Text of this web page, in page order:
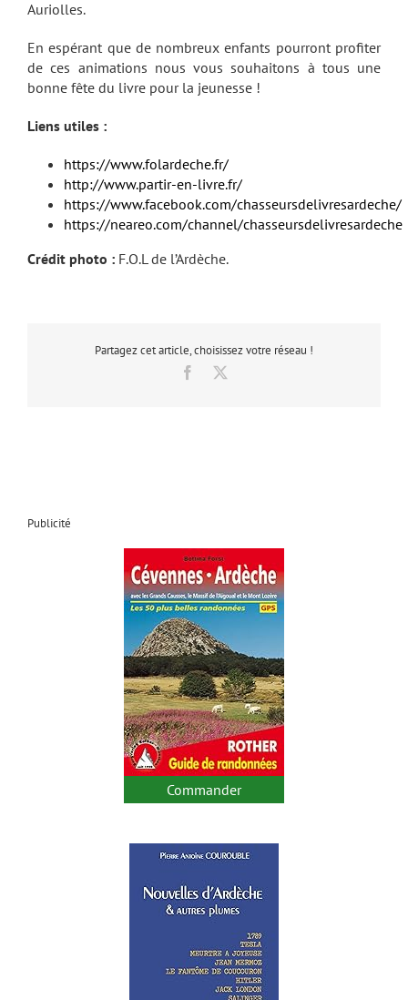
Auriolles.
En espérant que de nombreux enfants pourront profiter
de ces animations nous vous souhaitons à tous une
bonne fête du livre pour la jeunesse !
Liens utiles :
https://www.folardeche.fr/
http://www.partir-en-livre.fr/
https://www.facebook.com/chasseursdelivresardeche/
https://neareo.com/channel/chasseursdelivresardeche
Crédit photo : F.O.L de l’Ardèche.
Partagez cet article, choisissez votre réseau !
Facebook
Publicité
Commander